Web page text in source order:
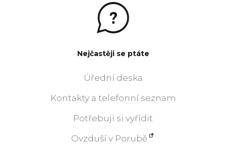
Nejčastěji se ptáte
Úřední deska
Kontakty a telefonní seznam
Potřebuji si vyřídit
Ovzduší v Porubě